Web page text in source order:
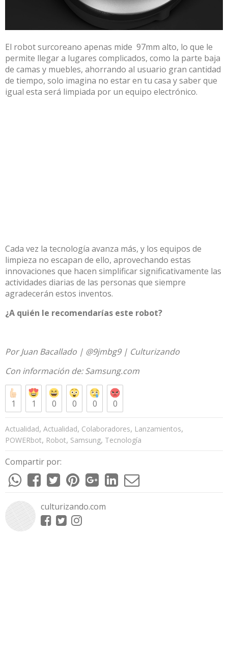
El robot surcoreano apenas mide 97mm alto, lo que le
permite llegar a lugares complicados, como la parte baja
de camas y muebles, ahorrando al usuario gran cantidad
de tiempo, solo imagina no estar en tu casa y saber que
igual esta será limpiada por un equipo electrónico.
Cada vez la tecnología avanza más, y los equipos de
limpieza no escapan de ello, aprovechando estas
innovaciones que hacen simplificar significativamente las
actividades diarias de las personas que siempre
agradecerán estos inventos.
¿A quién le recomendarías este robot?
Por Juan Bacallado | @9jmbg9 | Culturizando
Con información de: Samsung.com
1 1 0 0 0 0
Actualidad, Actualidad, Colaboradores, Lanzamientos,
POWERbot, Robot, Samsung, Tecnología
Compartir por:
culturizando.com